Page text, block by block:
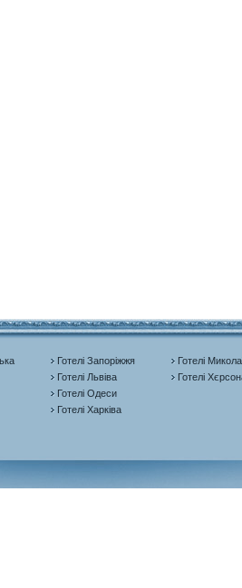
Готелі Запоріжжя
Готелі Львіва
Готелі Одеси
Готелі Харківа
Готелі
Готелі